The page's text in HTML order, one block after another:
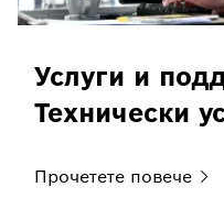
Услуги и
Технически
Прочетете повече